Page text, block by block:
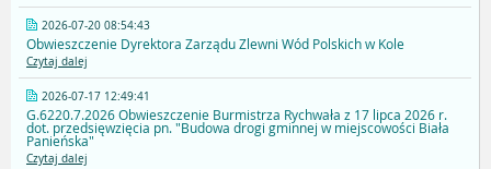
2026-07-20 08:54:43
Obwieszczenie Dyrektora Zarządu Zlewni Wód Polskich w Kole
Czytaj dalej
2026-07-17 12:49:41
G.6220.7.2026 Obwieszczenie Burmistrza Rychwała z 17 lipca 2026 r.
dot. przedsięwzięcia pn. "Budowa drogi gminnej w miejscowości Biała
Panieńska"
Czytaj dalej